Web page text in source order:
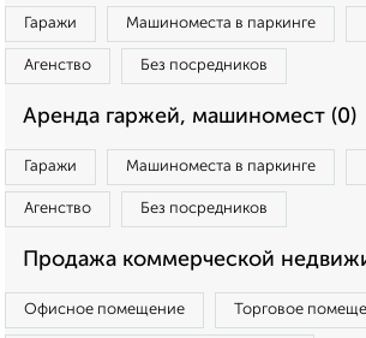
Гаражи Машиноместа в паркинге
Агенство Без посредников
Аренда гаржей, машиномест (0)
Гаражи Машиноместа в паркинге
Агенство Без посредников
Продажа коммерческой
Офисное помещение Торговое